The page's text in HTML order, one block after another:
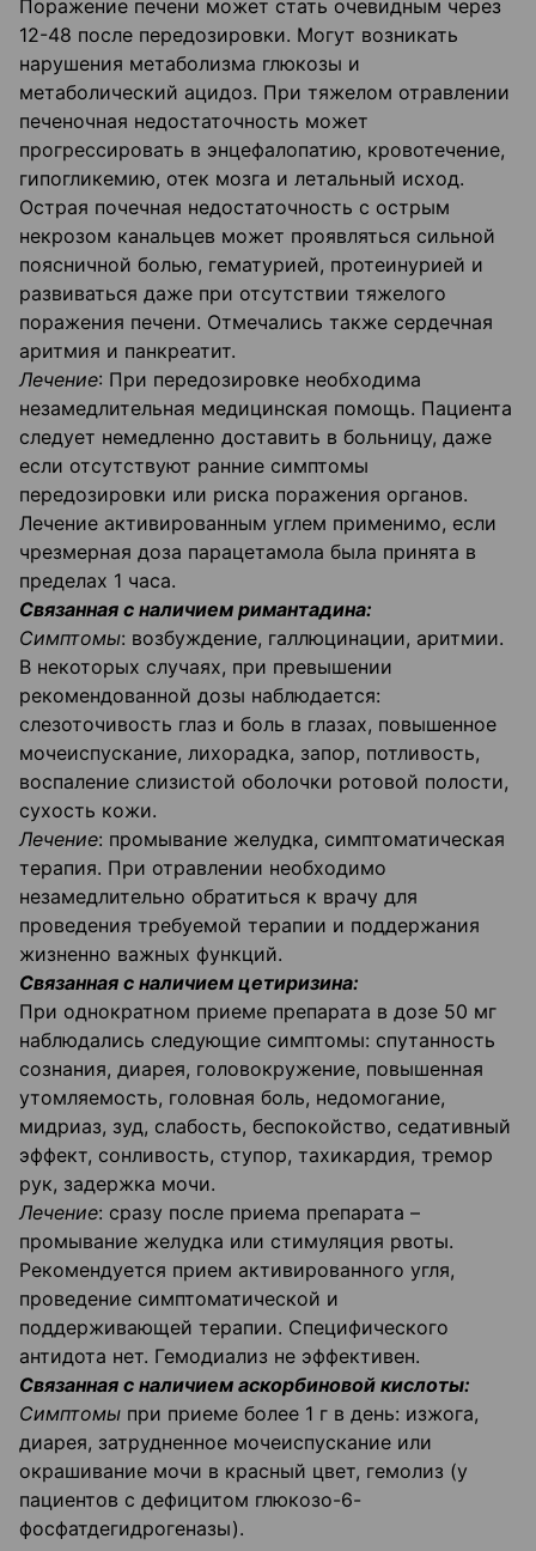
Поражение печени может стать очевидным через
12-48 после передозировки. Могут возникать
нарушения метаболизма глюкозы и
метаболический ацидоз. При тяжелом отравлении
печеночная недостаточность может
прогрессировать в энцефалопатию, кровотечение,
гипогликемию, отек мозга и летальный исход.
Острая почечная недостаточность с острым
некрозом канальцев может проявляться сильной
поясничной болью, гематурией, протеинурией и
развиваться даже при отсутствии тяжелого
поражения печени. Отмечались также сердечная
аритмия и панкреатит.
Лечение: При передозировке необходима
незамедлительная медицинская помощь. Пациента
следует немедленно доставить в больницу, даже
если отсутствуют ранние симптомы
передозировки или риска поражения органов.
Лечение активированным углем применимо, если
чрезмерная доза парацетамола была принята в
пределах 1 часа.
Связанная с наличием римантадина:
Симптомы: возбуждение, галлюцинации, аритмии.
В некоторых случаях, при превышении
рекомендованной дозы наблюдается:
слезоточивость глаз и боль в глазах, повышенное
мочеиспускание, лихорадка, запор, потливость,
воспаление слизистой оболочки ротовой полости,
сухость кожи.
Лечение: промывание желудка, симптоматическая
терапия. При отравлении необходимо
незамедлительно обратиться к врачу для
проведения требуемой терапии и поддержания
жизненно важных функций.
Связанная с наличием цетиризина:
При однократном приеме препарата в дозе 50 мг
наблюдались следующие симптомы: спутанность
сознания, диарея, головокружение, повышенная
утомляемость, головная боль, недомогание,
мидриаз, зуд, слабость, беспокойство, седативный
эффект, сонливость, ступор, тахикардия, тремор
рук, задержка мочи.
Лечение: сразу после приема препарата –
промывание желудка или стимуляция рвоты.
Рекомендуется прием активированного угля,
проведение симптоматической и
поддерживающей терапии. Специфического
антидота нет. Гемодиализ не эффективен.
Связанная с наличием аскорбиновой кислоты:
Симптомы при приеме более 1 г в день: изжога,
диарея, затрудненное мочеиспускание или
окрашивание мочи в красный цвет, гемолиз (у
пациентов с дефицитом глюкозо-6-
фосфатдегидрогеназы).